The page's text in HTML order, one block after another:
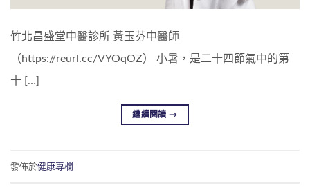
竹北昌盛堂中醫診所 黃玉芬中醫師
（https://reurl.cc/VYOqOZ） 小暑，是二十四節氣中的第
十 […]
繼續閱讀→
發佈於健康專欄